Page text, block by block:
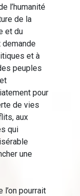
l’humanité
de la
et du
et à
peuples
pour
de vies
aux
qui
une
l’on pourrait